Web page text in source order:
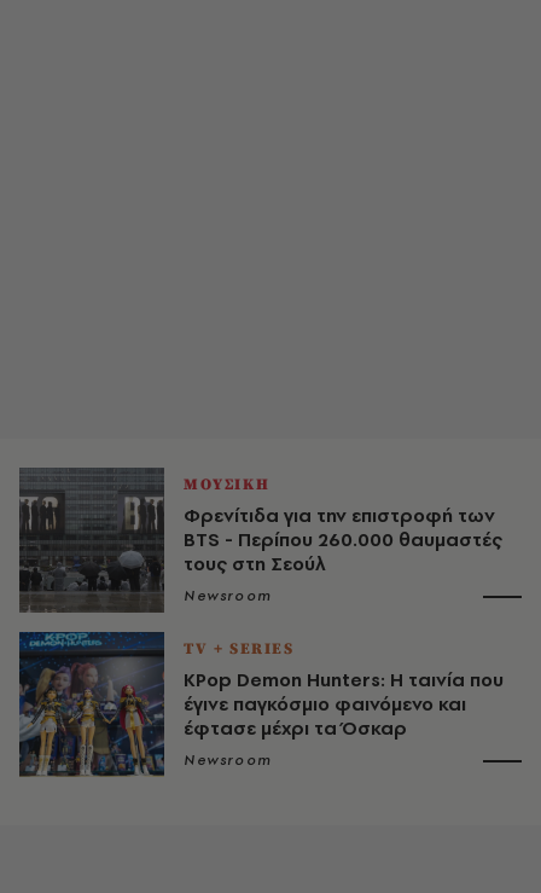
ΜΟΥΣΙΚΗ
Φρενίτιδα για την επιστροφή των
BTS - Περίπου 260.000 θαυμαστές
τους στη Σεούλ
Newsroom
TV + SERIES
KPop Demon Hunters: Η ταινία που
έγινε παγκόσμιο φαινόμενο και
έφτασε μέχρι τα Όσκαρ
Newsroom